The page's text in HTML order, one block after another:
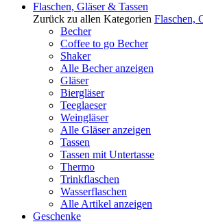
Flaschen, Gläser & Tassen
Zurück zu allen Kategorien Flaschen,
Becher
Coffee to go Becher
Shaker
Alle Becher anzeigen
Gläser
Biergläser
Teeglaeser
Weingläser
Alle Gläser anzeigen
Tassen
Tassen mit Untertasse
Thermo
Trinkflaschen
Wasserflaschen
Alle Artikel anzeigen
Geschenke